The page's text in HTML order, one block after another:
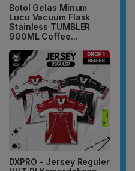
Botol Gelas Minum
Lucu Vacuum Flask
Stainless TUMBLER
900ML Coffee...
DXPRO - Jersey Reguler